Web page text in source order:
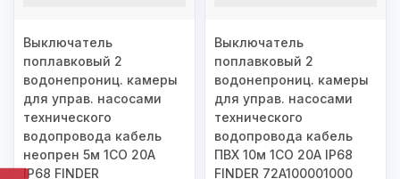
Выключатель
поплавковый 2
водонепрониц. камеры
для управ. насосами
технического
водопровода кабель
неопрен 5м 1CO 20А
IP68 FINDER
Выключатель
поплавковый 2
водонепрониц. камеры
для управ. насосами
технического
водопровода кабель
ПВХ 10м 1CO 20А IP68
FINDER 72A100001000